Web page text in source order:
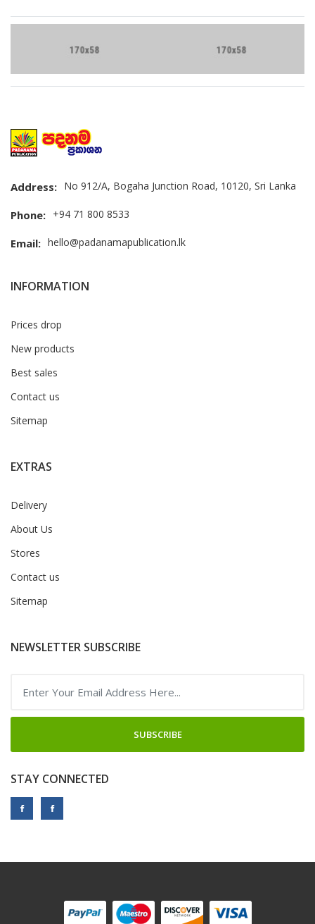
Brand Slider
Address: No 912/A, Bogaha Junction Road, 10120, Sri Lanka
Phone: +94 71 800 8533
Email: hello@padanamapublication.lk
INFORMATION
Prices drop
New products
Best sales
Contact us
Sitemap
EXTRAS
Delivery
About Us
Stores
Contact us
Sitemap
NEWSLETTER SUBSCRIBE
SUBSCRIBE
STAY CONNECTED